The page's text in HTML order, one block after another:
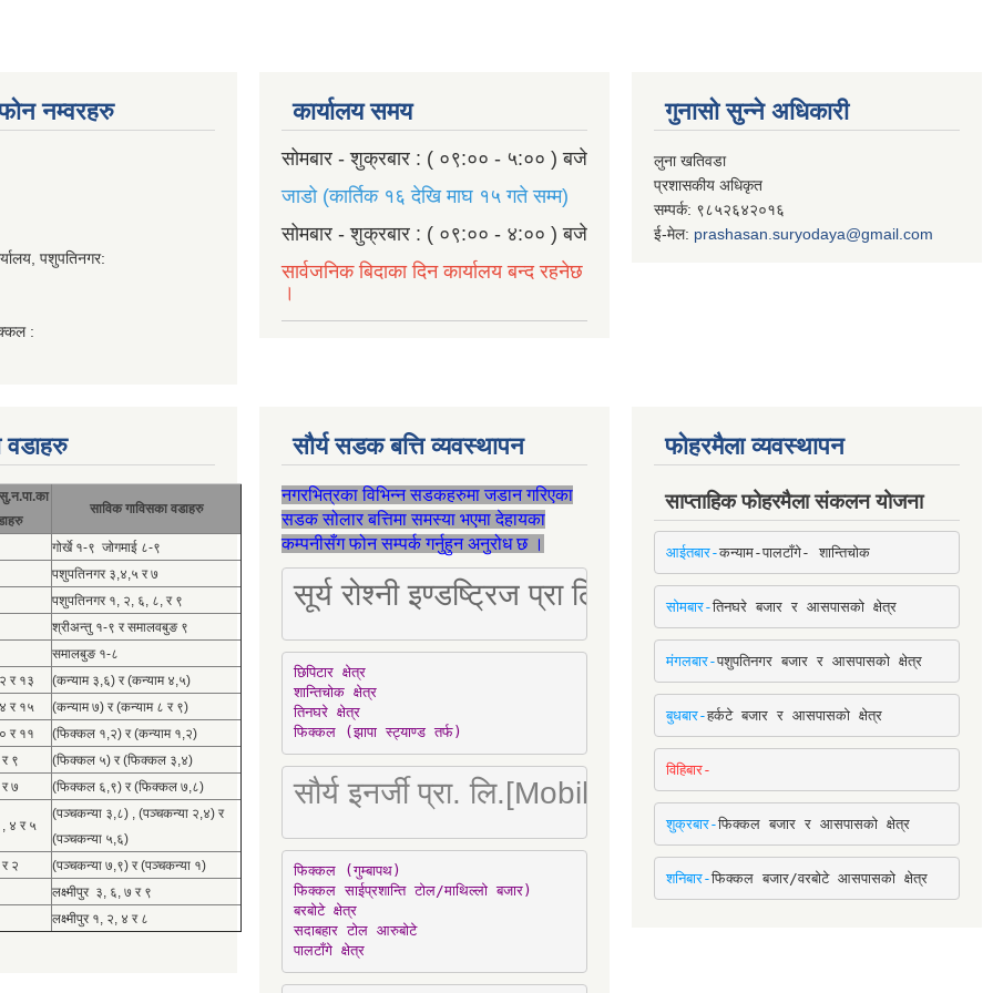
नम्वरहरु
पशुपतिनगर:
:
कार्यालय समय
सोमबार - शुक्रबार : ( ०९:०० - ५:०० ) बजे
जाडो (कार्तिक १६ देखि माघ १५ गते सम्म)
सोमबार - शुक्रबार : ( ०९:०० - ४:०० ) बजे
सार्वजनिक बिदाका दिन कार्यालय बन्द रहनेछ
।
गुनासो सुन्ने अधिकारी
लुना खतिवडा
प्रशासकीय अधिकृत
सम्पर्क: ९८५२६४२०१६
ई-मेल: prashasan.suryodaya@gmail.com
वडाहरु
साविक गाविसका वडाहरु
गोर्खे १-९ जोगमाई ८-९
पशुपतिनगर ३,४,५ र ७
पशुपतिनगर १, २, ६, ८, र ९
श्रीअन्तु १-९ र समालवबुङ ९
समालबुङ १-८
र १३
(कन्याम ३,६) र (कन्याम ४,५)
र १५
(कन्याम ७) र (कन्याम ८ र ९)
र ११
(फिक्कल १,२) र (कन्याम १,२)
९
(फिक्कल ५) र (फिक्कल ३,४)
७
(फिक्कल ६,९) र (फिक्कल ७,८)
४ र ५
(पञ्चकन्या ३,८) , (पञ्चकन्या २,४) र
(पञ्चकन्या ५,६)
२
(पञ्चकन्या ७,९) र (पञ्चकन्या १)
लक्ष्मीपुर ३, ६, ७ र ९
लक्ष्मीपुर १, २, ४ र ८
सौर्य सडक बत्ति व्यवस्थापन
नगरभित्रका विभिन्न सडकहरुमा जडान गरिएका
सडक सोलार बत्तिमा समस्या भएमा देहायका
कम्पनीसँग फोन सम्पर्क गर्नुहुन अनुरोध छ ।
सूर्य रोश्नी इण्डष्ट्रिज प्रा लि [Mobile: 9851034034]
छिपिटार क्षेत्र
शान्तिचोक क्षेत्र
तिनघरे क्षेत्र
फिक्कल (झापा स्ट्याण्ड तर्फ)
सौर्य इनर्जी प्रा. लि.[Mobile : 9842780266]
फिक्कल (गुम्बापथ)
फिक्कल साईप्रशान्ति टोल/माथिल्लो बजार)
बरबोटे क्षेत्र
सदाबहार टोल आरुबोटे
पालटाँगे क्षेत्र
फोहरमैला व्यवस्थापन
साप्ताहिक फोहरमैला संकलन योजना
आईतबार-कन्याम-पालटाँगे- शान्तिचोक
सोमबार-तिनघरे बजार र आसपासको क्षेत्र
मंगलबार-पशुपतिनगर बजार र आसपासको क्षेत्र
बुधबार-हर्कटे बजार र आसपासको क्षेत्र
विहिबार-
शुक्रबार-फिक्कल बजार र आसपासको क्षेत्र
शनिबार-फिक्कल बजार/वरबोटे आसपासको क्षेत्र